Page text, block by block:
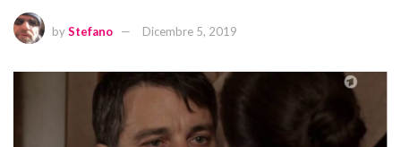
byStefano Dicembre 5, 2019